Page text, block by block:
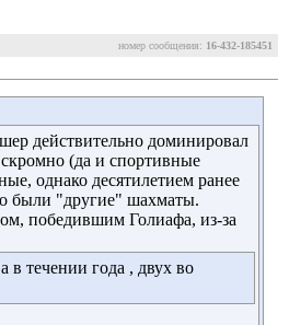
номер сообщения: 16-432-185451
действительно доминировал
(да и спортивные
однако десятилетием ранее
были "другие" шахматы.
победившим Голиафа, из-за
в течении года , двух во